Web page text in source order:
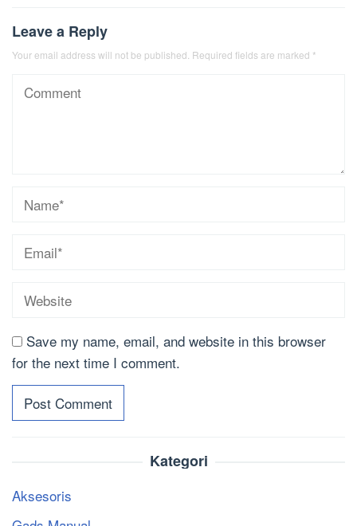
Leave a Reply
Your email address will not be published. Required fields are marked *
Save my name, email, and website in this browser
for the next time I comment.
Kategori
Aksesoris